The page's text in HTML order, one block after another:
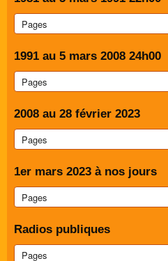
1991 au 5 mars 2008 24h00
2008 au 28 février 2023
1er mars 2023 à nos jours
Radios publiques